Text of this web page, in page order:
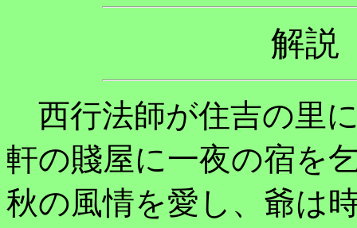
解
西行法師が住吉の里
軒の賤屋に一夜の宿を
秋の風情を愛し、爺は